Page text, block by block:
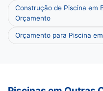
Construção de Piscina em
Orçamento
Orçamento para Piscina